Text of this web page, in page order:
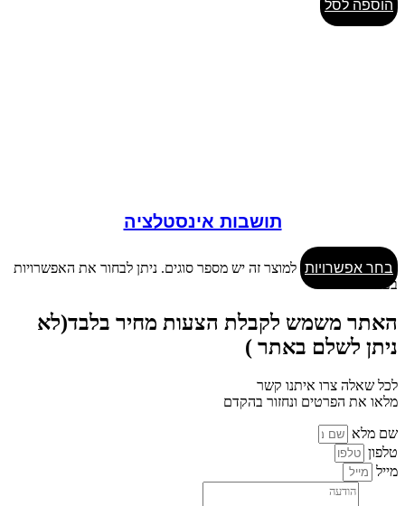
הוספה לסל
תושבות אינסטלציה
בחר אפשרויות למוצר זה יש מספר סוגים. ניתן לבחור את האפשרויות
בעמוד המוצר
האתר משמש לקבלת הצעות מחיר בלבד(לא
ניתן לשלם באתר )
לכל שאלה צרו איתנו קשר
מלאו את הפרטים ונחזור בהקדם
שם מלא
טלפון
מייל